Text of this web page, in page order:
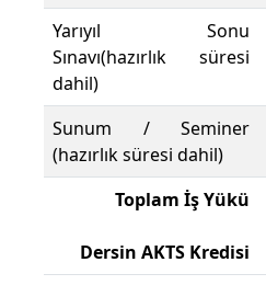
Yarıyıl Sonu
Sınavı(hazırlık süresi
dahil)
Sunum / Seminer
(hazırlık süresi dahil)
Toplam İş Yükü
Dersin AKTS Kredisi